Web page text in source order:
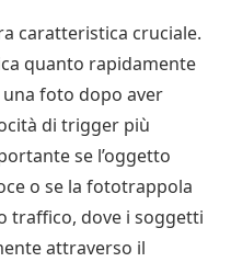
caratteristica cruciale.
quanto rapidamente
foto dopo aver
di trigger più
se l’oggetto
o se la fototrappola
traffico, dove i soggetti
attraverso il